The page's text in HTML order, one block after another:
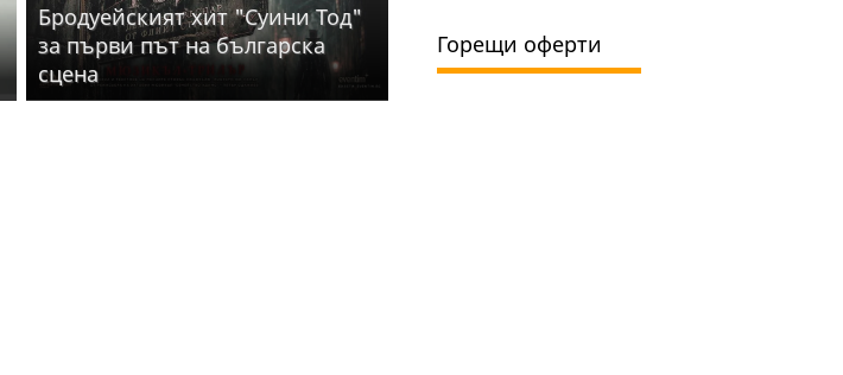
Бродуейският хит "Суини Тод"
за първи път на българска
сцена
Горещи оферти